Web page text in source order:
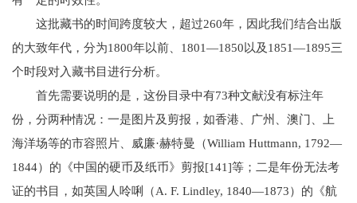
这批藏书的时间跨度较大，超过260年，因此我们结合出版
的大致年代，分为1800年以前、1801—1850以及1851—1895三
个时段对入藏书目进行分析。
首先需要说明的是，这份目录中有73种文献没有标注年
份，分两种情况：一是图片及剪报，如香港、广州、澳门、上
海洋场等的市容照片、威廉·赫特曼（William Huttmann, 1792—
1844）的《中国的硬币及纸币》剪报[141]等；二是年份无法考
证的书目，如英国人呤唎（A. F. Lindley, 1840—1873）的《航